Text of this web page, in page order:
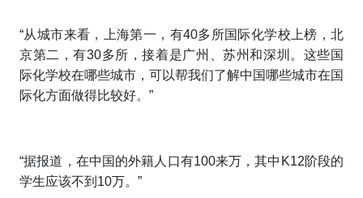
“从城市来看，上海第一，有40多所国际化学校上榜，北
京第二，有30多所，接着是广州、苏州和深圳。这些国
际化学校在哪些城市，可以帮我们了解中国哪些城市在国
际化方面做得比较好。”
“据报道，在中国的外籍人口有100来万，其中K12阶段的
学生应该不到10万。”